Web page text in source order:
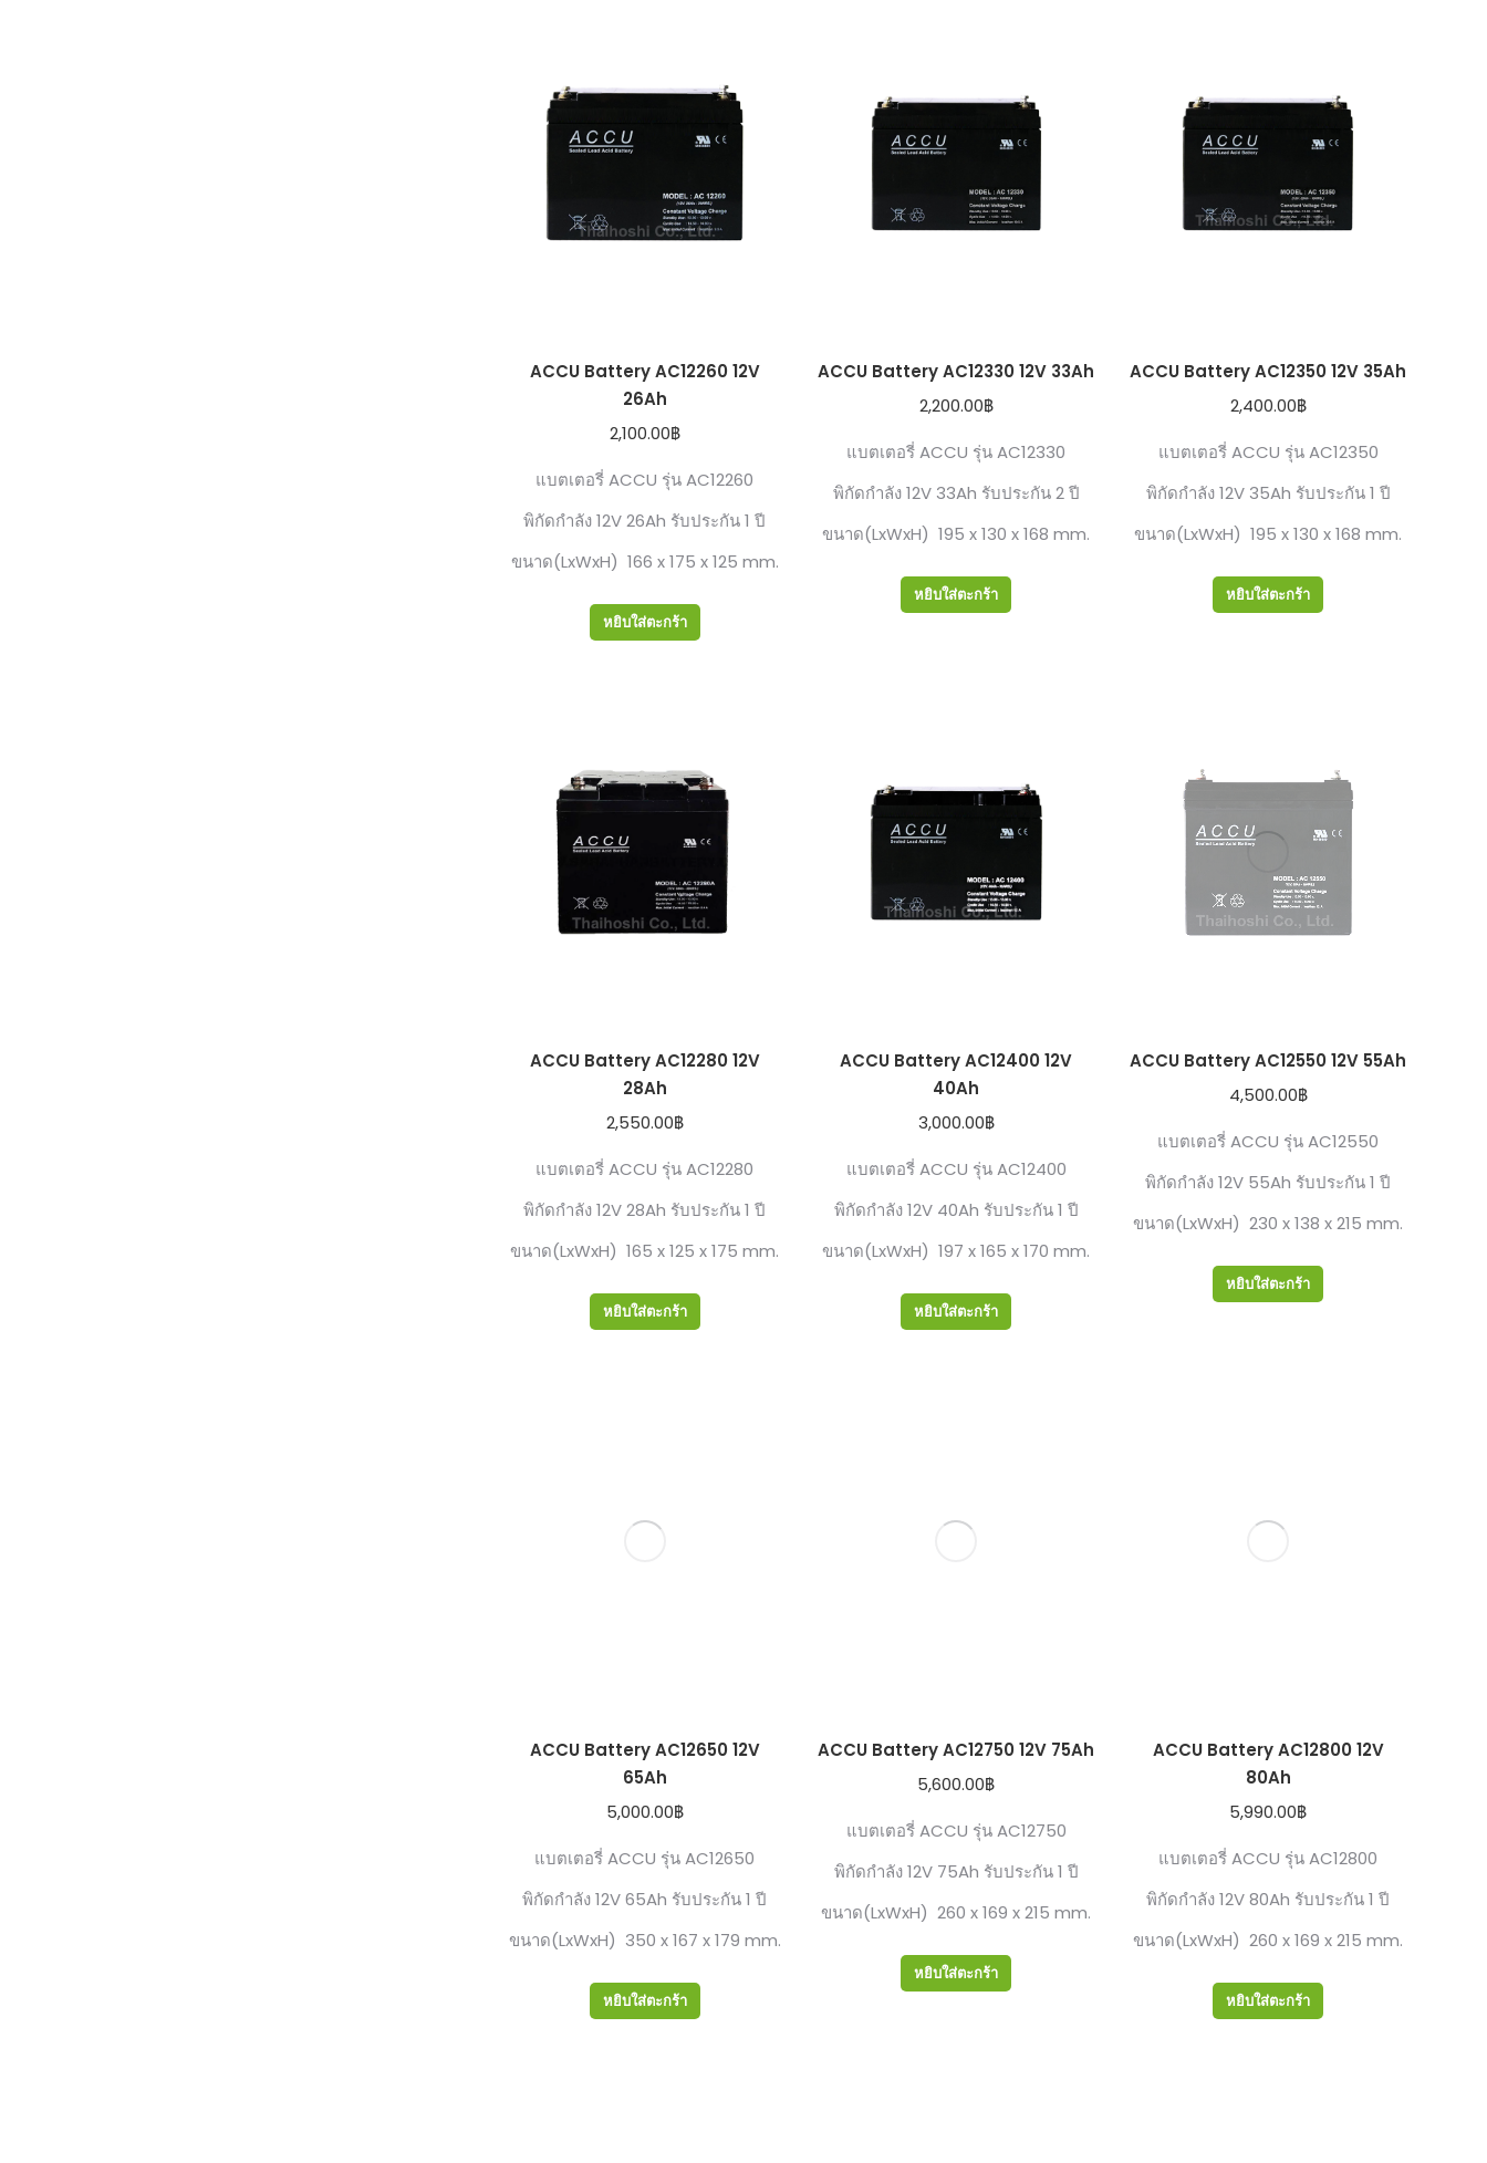
ACCU Battery AC12260 12V
26Ah
2,100.00฿
แบตเตอรี่ ACCU รุ่น AC12260
พิกัดกำลัง 12V 26Ah รับประกัน 1 ปี
ขนาด(LxWxH) 166 x 175 x 125 mm.
หยิบใส่ตะกร้า
ACCU Battery AC12330 12V 33Ah
2,200.00฿
แบตเตอรี่ ACCU รุ่น AC12330
พิกัดกำลัง 12V 33Ah รับประกัน 2 ปี
ขนาด(LxWxH) 195 x 130 x 168 mm.
หยิบใส่ตะกร้า
ACCU Battery AC12350 12V 35Ah
2,400.00฿
แบตเตอรี่ ACCU รุ่น AC12350
พิกัดกำลัง 12V 35Ah รับประกัน 1 ปี
ขนาด(LxWxH) 195 x 130 x 168 mm.
หยิบใส่ตะกร้า
ACCU Battery AC12280 12V
28Ah
2,550.00฿
แบตเตอรี่ ACCU รุ่น AC12280
พิกัดกำลัง 12V 28Ah รับประกัน 1 ปี
ขนาด(LxWxH) 165 x 125 x 175 mm.
หยิบใส่ตะกร้า
ACCU Battery AC12400 12V
40Ah
3,000.00฿
แบตเตอรี่ ACCU รุ่น AC12400
พิกัดกำลัง 12V 40Ah รับประกัน 1 ปี
ขนาด(LxWxH) 197 x 165 x 170 mm.
หยิบใส่ตะกร้า
ACCU Battery AC12550 12V 55Ah
4,500.00฿
แบตเตอรี่ ACCU รุ่น AC12550
พิกัดกำลัง 12V 55Ah รับประกัน 1 ปี
ขนาด(LxWxH) 230 x 138 x 215 mm.
หยิบใส่ตะกร้า
ACCU Battery AC12650 12V
65Ah
5,000.00฿
แบตเตอรี่ ACCU รุ่น AC12650
พิกัดกำลัง 12V 65Ah รับประกัน 1 ปี
ขนาด(LxWxH) 350 x 167 x 179 mm.
หยิบใส่ตะกร้า
ACCU Battery AC12750 12V 75Ah
5,600.00฿
แบตเตอรี่ ACCU รุ่น AC12750
พิกัดกำลัง 12V 75Ah รับประกัน 1 ปี
ขนาด(LxWxH) 260 x 169 x 215 mm.
หยิบใส่ตะกร้า
ACCU Battery AC12800 12V
80Ah
5,990.00฿
แบตเตอรี่ ACCU รุ่น AC12800
พิกัดกำลัง 12V 80Ah รับประกัน 1 ปี
ขนาด(LxWxH) 260 x 169 x 215 mm.
หยิบใส่ตะกร้า